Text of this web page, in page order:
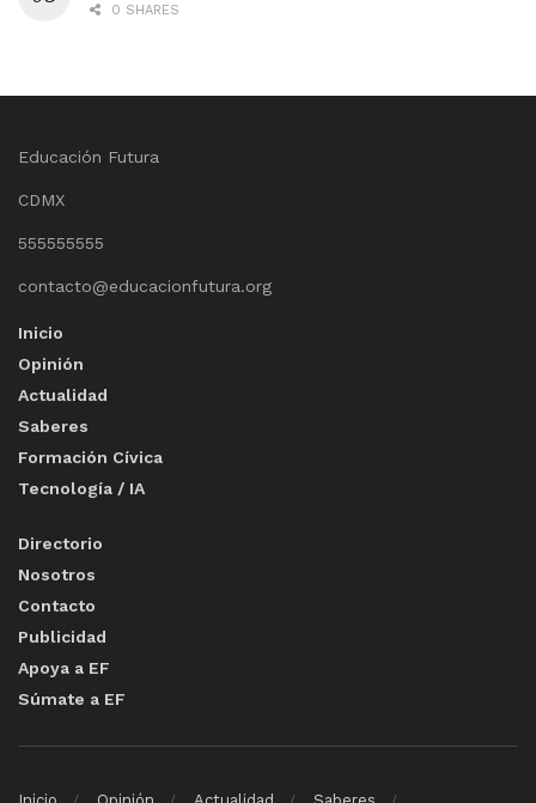
0 SHARES
Educación Futura
CDMX
555555555
contacto@educacionfutura.org
Inicio
Opinión
Actualidad
Saberes
Formación Cívica
Tecnología / IA
Directorio
Nosotros
Contacto
Publicidad
Apoya a EF
Súmate a EF